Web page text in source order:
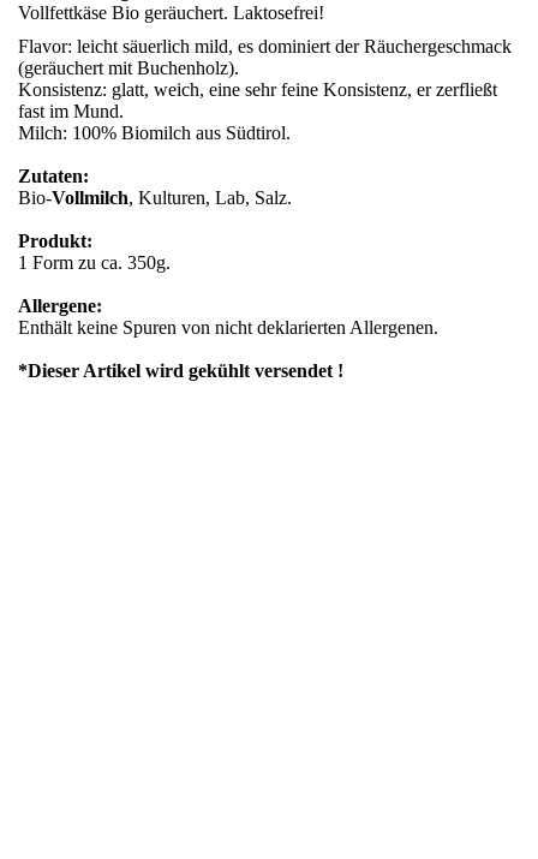
Vollfettkäse Bio geräuchert. Laktosefrei!
Flavor: leicht säuerlich mild, es dominiert der Räuchergeschmack
(geräuchert mit Buchenholz).
Konsistenz: glatt, weich, eine sehr feine Konsistenz, er zerfließt
fast im Mund.
Milch: 100% Biomilch aus Südtirol.
Zutaten:
Bio-Vollmilch, Kulturen, Lab, Salz.
Produkt:
1 Form zu ca. 350g.
Allergene:
Enthält keine Spuren von nicht deklarierten Allergenen.
*Dieser Artikel wird gekühlt versendet !